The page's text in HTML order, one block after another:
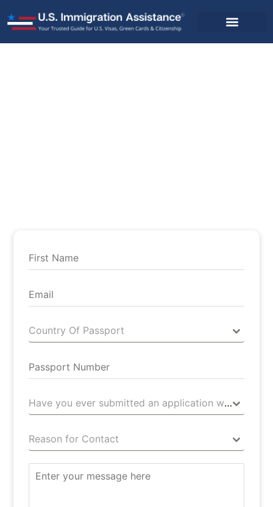
Country Of Passport
Have you ever submitted an application with us?
Reason for Contact